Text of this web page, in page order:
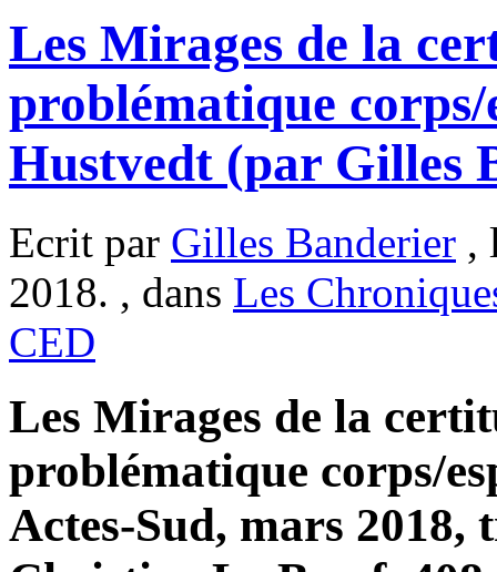
Les Mirages de la
problématique
Hustvedt (par Gilles
Ecrit par Gilles Banderier ,
2018. , dans Les
CED
Les Mirages de la
problématique corps/
Actes-Sud, mars 2018,